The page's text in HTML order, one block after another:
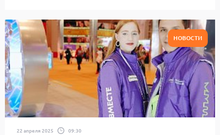
НОВОСТИ
22 апреля 2025 09:30